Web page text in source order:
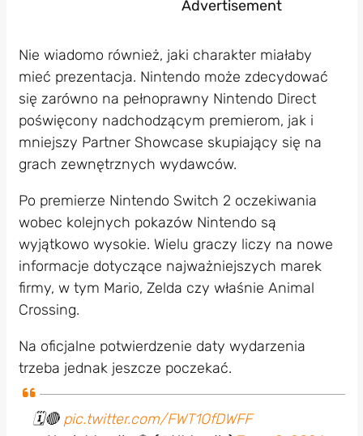
Nie wiadomo również, jaki charakter miałaby
mieć prezentacja. Nintendo może zdecydować
się zarówno na pełnoprawny Nintendo Direct
poświęcony nadchodzącym premierom, jak i
mniejszy Partner Showcase skupiający się na
grach zewnętrznych wydawców.
Po premierze Nintendo Switch 2 oczekiwania
wobec kolejnych pokazów Nintendo są
wyjątkowo wysokie. Wielu graczy liczy na nowe
informacje dotyczące najważniejszych marek
firmy, w tym Mario, Zelda czy właśnie Animal
Crossing.
Na oficjalne potwierdzenie daty wydarzenia
trzeba jednak jeszcze poczekać.
🗓️🔴 pic.twitter.com/FWT1OfDWFF